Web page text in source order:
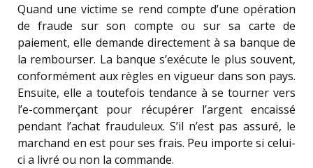
Quand une victime se rend compte d’une opération
de fraude sur son compte ou sur sa carte de
paiement, elle demande directement à sa banque de
la rembourser. La banque s’exécute le plus souvent,
conformément aux règles en vigueur dans son pays.
Ensuite, elle a toutefois tendance à se tourner vers
l’e-commerçant pour récupérer l’argent encaissé
pendant l’achat frauduleux. S’il n’est pas assuré, le
marchand en est pour ses frais. Peu importe si celui-
ci a livré ou non la commande.